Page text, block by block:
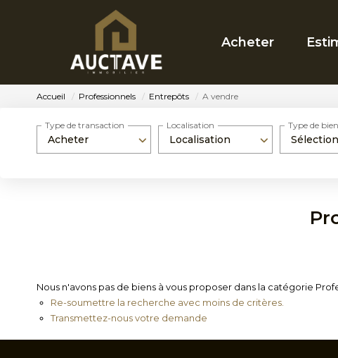
Acheter
Accueil Professionnels Entrepôts A vendre
Acheter
Type de transaction
Localisation
Localisation Type de bien
Nous n'avons pas de biens à vous proposer dans la catégorie
Re-soumettre la recherche avec moins de critères.
Transmettez-nous votre demande